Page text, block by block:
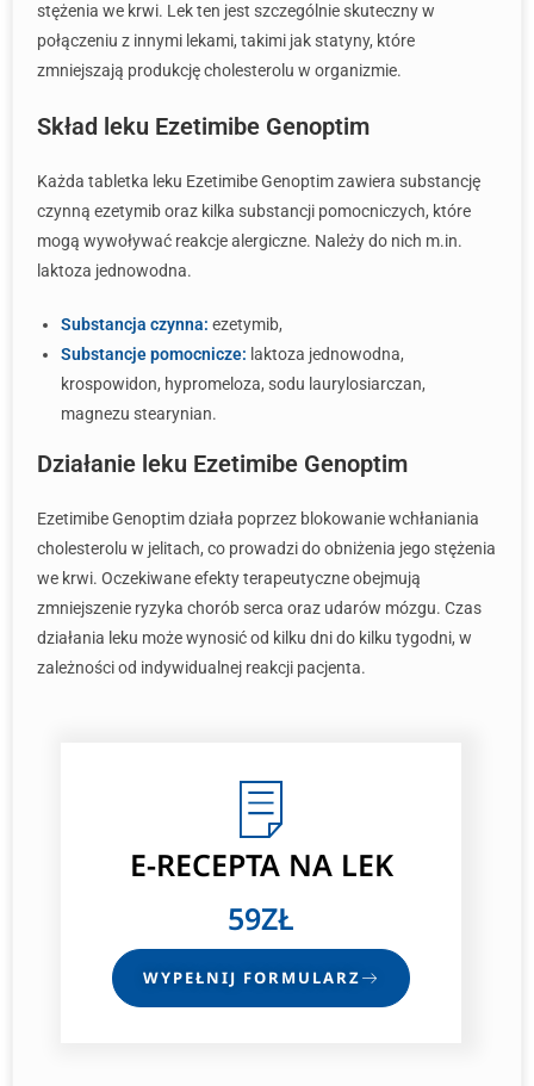
stężenia we krwi. Lek ten jest szczególnie skuteczny w
połączeniu z innymi lekami, takimi jak statyny, które
zmniejszają produkcję cholesterolu w organizmie.
Skład leku Ezetimibe Genoptim
Każda tabletka leku Ezetimibe Genoptim zawiera substancję
czynną ezetymib oraz kilka substancji pomocniczych, które
mogą wywoływać reakcje alergiczne. Należy do nich m.in.
laktoza jednowodna.
Substancja czynna: ezetymib,
Substancje pomocnicze: laktoza jednowodna,
krospowidon, hypromeloza, sodu laurylosiarczan,
magnezu stearynian.
Działanie leku Ezetimibe Genoptim
Ezetimibe Genoptim działa poprzez blokowanie wchłaniania
cholesterolu w jelitach, co prowadzi do obniżenia jego stężenia
we krwi. Oczekiwane efekty terapeutyczne obejmują
zmniejszenie ryzyka chorób serca oraz udarów mózgu. Czas
działania leku może wynosić od kilku dni do kilku tygodni, w
zależności od indywidualnej reakcji pacjenta.
E-RECEPTANA LEK
59ZŁ
WYPEŁNIJ FORMULARZ